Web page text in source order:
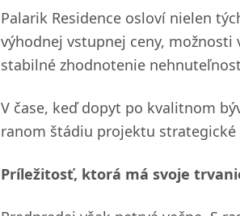
Palarik Residence osloví nielen
výhodnej vstupnej ceny,
stabilné zhodnotenie
V čase, keď dopyt po kvalitnom
ranom štádiu projektu
Príležitosť, ktorá má svoje